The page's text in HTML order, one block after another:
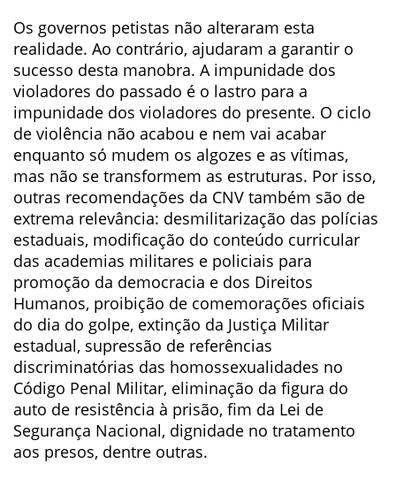
Os governos petistas não alteraram esta
realidade. Ao contrário, ajudaram a garantir o
sucesso desta manobra. A impunidade dos
violadores do passado é o lastro para a
impunidade dos violadores do presente. O ciclo
de violência não acabou e nem vai acabar
enquanto só mudem os algozes e as vítimas,
mas não se transformem as estruturas. Por isso,
outras recomendações da CNV também são de
extrema relevância: desmilitarização das polícias
estaduais, modificação do conteúdo curricular
das academias militares e policiais para
promoção da democracia e dos Direitos
Humanos, proibição de comemorações oficiais
do dia do golpe, extinção da Justiça Militar
estadual, supressão de referências
discriminatórias das homossexualidades no
Código Penal Militar, eliminação da figura do
auto de resistência à prisão, fim da Lei de
Segurança Nacional, dignidade no tratamento
aos presos, dentre outras.